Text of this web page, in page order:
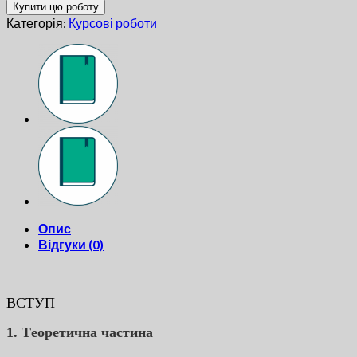
Купити цю роботу
Категорія: Курсові роботи
Опис
Відгуки (0)
ВСТУП
1. Тeopeтичнa чacтинa